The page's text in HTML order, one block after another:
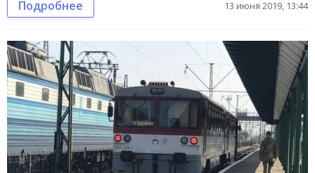
Подробнее 13 июня 2019, 13:44